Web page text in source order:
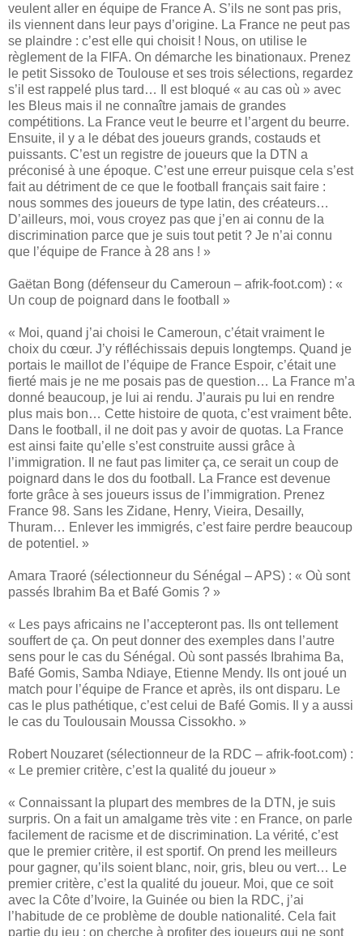
veulent aller en équipe de France A. S’ils ne sont pas pris,
ils viennent dans leur pays d’origine. La France ne peut pas
se plaindre : c’est elle qui choisit ! Nous, on utilise le
règlement de la FIFA. On démarche les binationaux. Prenez
le petit Sissoko de Toulouse et ses trois sélections, regardez
s’il est rappelé plus tard… Il est bloqué « au cas où » avec
les Bleus mais il ne connaître jamais de grandes
compétitions. La France veut le beurre et l’argent du beurre.
Ensuite, il y a le débat des joueurs grands, costauds et
puissants. C’est un registre de joueurs que la DTN a
préconisé à une époque. C’est une erreur puisque cela s’est
fait au détriment de ce que le football français sait faire :
nous sommes des joueurs de type latin, des créateurs…
D’ailleurs, moi, vous croyez pas que j’en ai connu de la
discrimination parce que je suis tout petit ? Je n’ai connu
que l’équipe de France à 28 ans ! »
Gaëtan Bong (défenseur du Cameroun – afrik-foot.com) : «
Un coup de poignard dans le football »
« Moi, quand j’ai choisi le Cameroun, c’était vraiment le
choix du cœur. J’y réfléchissais depuis longtemps. Quand je
portais le maillot de l’équipe de France Espoir, c’était une
fierté mais je ne me posais pas de question… La France m’a
donné beaucoup, je lui ai rendu. J’aurais pu lui en rendre
plus mais bon… Cette histoire de quota, c’est vraiment bête.
Dans le football, il ne doit pas y avoir de quotas. La France
est ainsi faite qu’elle s’est construite aussi grâce à
l’immigration. Il ne faut pas limiter ça, ce serait un coup de
poignard dans le dos du football. La France est devenue
forte grâce à ses joueurs issus de l’immigration. Prenez
France 98. Sans les Zidane, Henry, Vieira, Desailly,
Thuram… Enlever les immigrés, c’est faire perdre beaucoup
de potentiel. »
Amara Traoré (sélectionneur du Sénégal – APS) : « Où sont
passés Ibrahim Ba et Bafé Gomis ? »
« Les pays africains ne l’accepteront pas. Ils ont tellement
souffert de ça. On peut donner des exemples dans l’autre
sens pour le cas du Sénégal. Où sont passés Ibrahima Ba,
Bafé Gomis, Samba Ndiaye, Etienne Mendy. Ils ont joué un
match pour l’équipe de France et après, ils ont disparu. Le
cas le plus pathétique, c’est celui de Bafé Gomis. Il y a aussi
le cas du Toulousain Moussa Cissokho. »
Robert Nouzaret (sélectionneur de la RDC – afrik-foot.com) :
« Le premier critère, c’est la qualité du joueur »
« Connaissant la plupart des membres de la DTN, je suis
surpris. On a fait un amalgame très vite : en France, on parle
facilement de racisme et de discrimination. La vérité, c’est
que le premier critère, il est sportif. On prend les meilleurs
pour gagner, qu’ils soient blanc, noir, gris, bleu ou vert… Le
premier critère, c’est la qualité du joueur. Moi, que ce soit
avec la Côte d’Ivoire, la Guinée ou bien la RDC, j’ai
l’habitude de ce problème de double nationalité. Cela fait
partie du jeu : on cherche à profiter des joueurs qui ne sont